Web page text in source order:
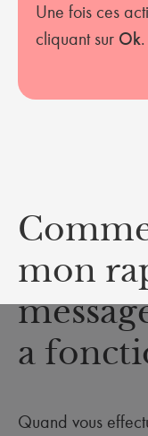
Une fois ces
cliquant sur Ok.
mon
a
Quand vous